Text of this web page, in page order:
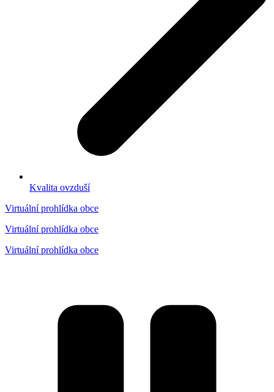
Kvalita ovzduší
Virtuální prohlídka obce
Virtuální prohlídka obce
Virtuální prohlídka obce